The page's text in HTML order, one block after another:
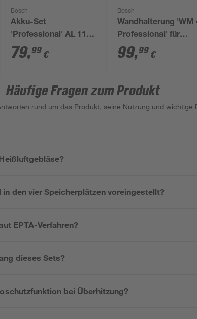
Bosch
Akku-Set
'Professional' AL 1130
CV GBA 12 V mit
Ladegerät und 2
79,99 €
Bosch
Wandhalterung 'WM
Professional' für
Rotationslaser
99,99 €
Häufige Fragen zum Produkt
rund um das Produkt, seine Nutzung und wichtige
in den vier Speicherplätzen voreingestellt?
EPTA-Verfahren?
dieses Sets?
bei Überhitzung?